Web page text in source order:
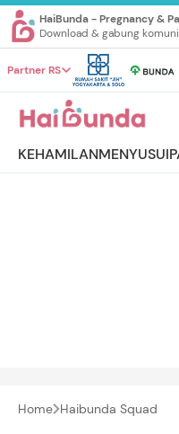
HaiBunda - Pregnancy &
Download & gabung
Partner RS
KEHAMILANMENYUSUI
Home Haibunda Squad